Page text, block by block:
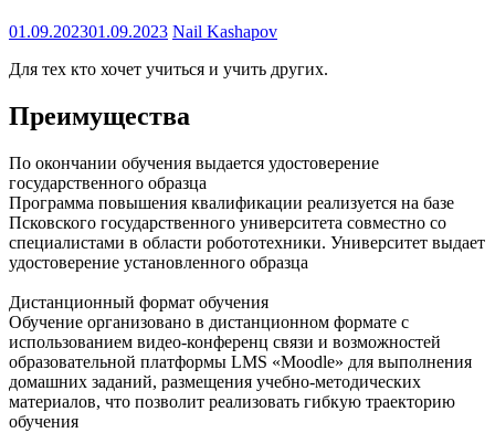
01.09.202301.09.2023 Nail Kashapov
Для тех кто хочет учиться и учить других.
Преимущества
По окончании обучения выдается удостоверение
государственного образца
Программа повышения квалификации реализуется на базе
Псковского государственного университета совместно со
специалистами в области робототехники. Университет выдает
удостоверение установленного образца
Дистанционный формат обучения
Обучение организовано в дистанционном формате с
использованием видео-конференц связи и возможностей
образовательной платформы LMS «Moodle» для выполнения
домашних заданий, размещения учебно-методических
материалов, что позволит реализовать гибкую траекторию
обучения